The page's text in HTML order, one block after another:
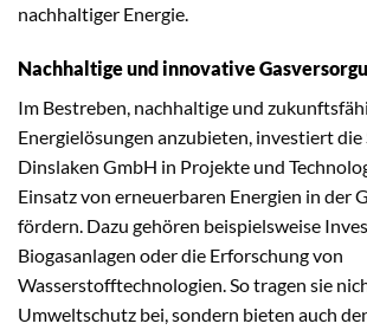
nachhaltiger Energie.
Nachhaltige und innovative
Im Bestreben, nachhaltige und
Energielösungen anzubieten, investiert
Dinslaken GmbH in Projekte und
Einsatz von erneuerbaren Energien in der
fördern. Dazu gehören beispielsweise
Biogasanlagen oder die Erforschung von
Wasserstofftechnologien. So tragen sie
Umweltschutz bei, sondern bieten auch